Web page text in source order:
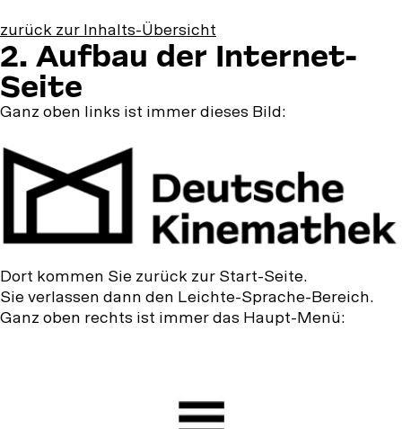
zurück zur Inhalts-Übersicht
2.
Aufbau
der
Internet-
Seite
2. Aufbau der Internet-
Seite
Ganz oben links ist immer dieses Bild:
Dort kommen Sie zurück zur Start-Seite.
Sie verlassen dann den Leichte-Sprache-Bereich.
Ganz oben rechts ist immer das Haupt-Menü: